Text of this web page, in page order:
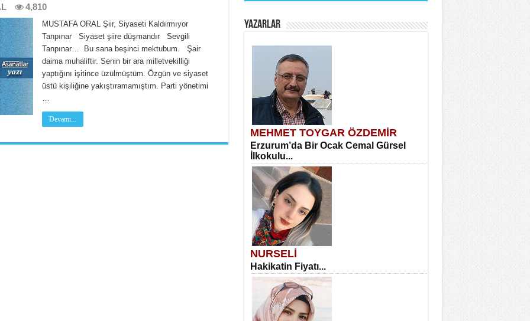
4,810
MUSTAFA ORAL Şiir, Siyaseti Kaldırmıyor
Tanpınar Siyaset şiire düşmandır Sevgili
Tanpınar… Bu sana beşinci mektubum. Şair
daima muhaliftir. Senin bir ara milletvekilliği
yaptığını işitince üzülmüştüm. Özgün ve siyaset
üstü kişiliğine yakıştıramamıştım. Parti yönetimi
…
Devamı...
YAZARLAR
MEHMET TOYGAR ÖZDEMİR
Erzurum’da Bir Ocak Cemal Gürsel
İlkokulu...
NURSELİ
Hakikatin Fiyatı...